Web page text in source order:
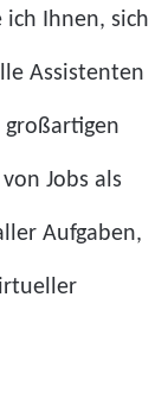
Ihnen, sich
Assistenten
Jobs als
Aufgaben,